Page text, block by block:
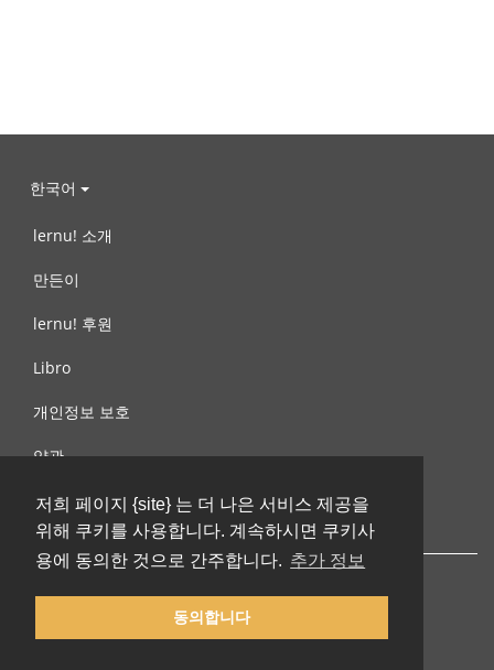
저희 페이지 {site} 는 더 나은 서비스 제공을
위해 쿠키를 사용합니다. 계속하시면 쿠키사
용에 동의한 것으로 간주합니다. 추가 정보
동의합니다
한국어
lernu! 소개
만든이
lernu! 후원
Libro
개인정보 보호
약관
제안, 문의
© 2002-2026 lernu.net |Impressum